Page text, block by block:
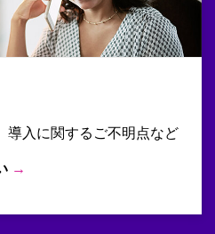
導入に関するご不明点など
→